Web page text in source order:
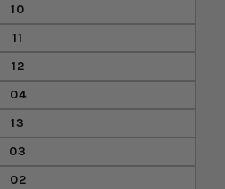
10
11
12
04
13
03
02